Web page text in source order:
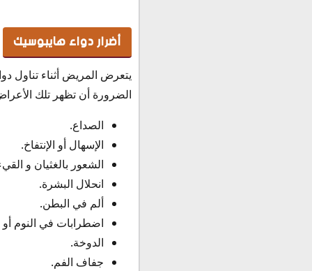
أضرار دواء هايبوسيك
يتعرض المريض أثناء تناول
الضرورة أن تظهر تلك
الصداع.
الإسهال أو الإنتفاخ.
الشعور بالغثيان و
انحلال البشرة.
ألم في البطن.
اضطرابات في النوم أو
الدوخة.
جفاف الفم.